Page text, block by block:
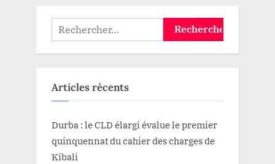
Rechercher :
Articles récents
Durba : le CLD élargi évalue le premier
quinquennat du cahier des charges de
Kibali